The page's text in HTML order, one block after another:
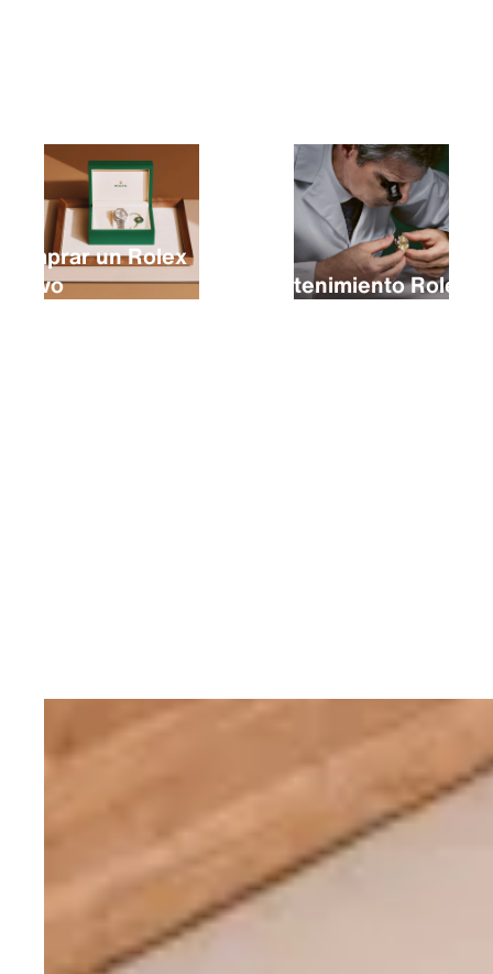
Comprar un Rolex
nuevo
Mantenimiento Rolex